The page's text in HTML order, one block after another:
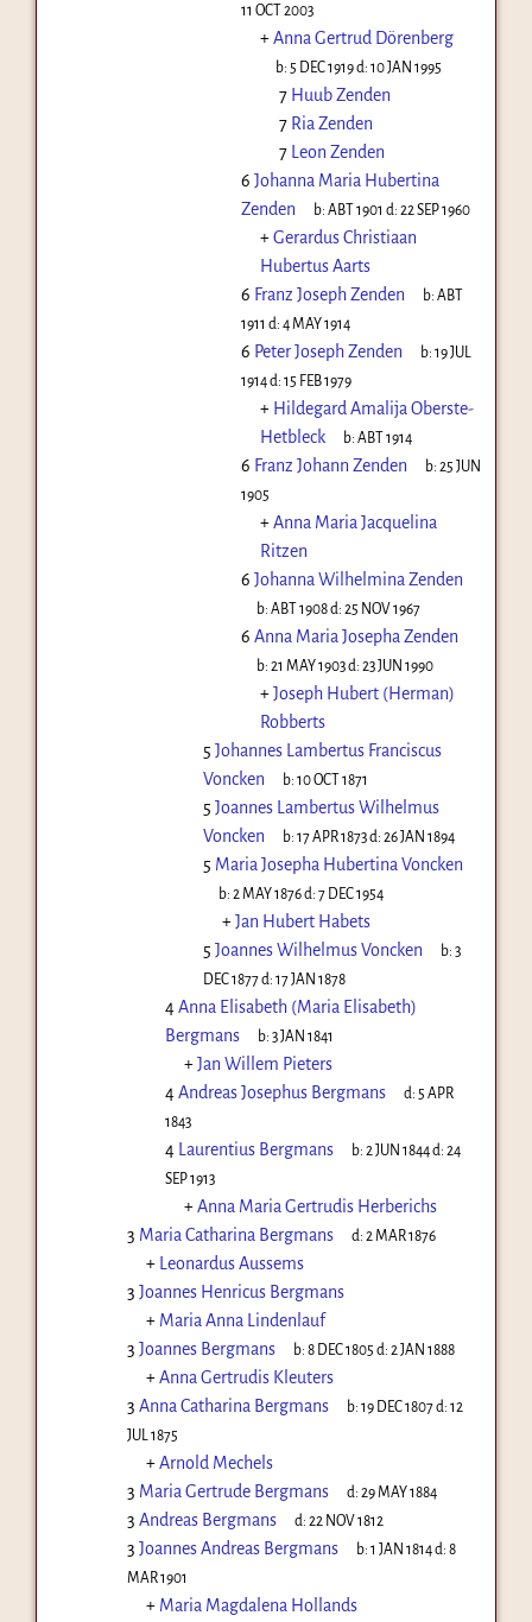
11 OCT 2003
+Anna Gertrud Dörenberg
b: 5 DEC 1919d:10 JAN 1995
7 Huub Zenden
7 Ria Zenden
7 Leon Zenden
6 Johanna Maria Hubertina
Zenden
b:ABT 1901 d:22 SEP 1960
+Gerardus Christiaan
Hubertus Aarts
6 Franz Joseph Zenden b:ABT
1911 d: 4 MAY 1914
6 Peter Joseph Zenden b:19 JUL
1914d: 15 FEB 1979
+ Hildegard Amalija Oberste-
Hetbleck
b:ABT 1914
6 Franz Johann Zenden b:25 JUN
1905
+Anna Maria Jacquelina
Ritzen
6 Johanna Wilhelmina Zenden
b:ABT 1908d:25 NOV 1967
6 Anna Maria Josepha Zenden
b:21 MAY 1903d:23 JUN 1990
+Joseph Hubert (Herman)
Robberts
5 Johannes Lambertus Franciscus
Voncken
b:10 OCT 1871
5 Joannes Lambertus Wilhelmus
Voncken
b:17 APR 1873d:26 JAN 1894
5 Maria Josepha Hubertina Voncken
b:2 MAY 1876d:7 DEC 1954
+Jan Hubert Habets
5 Joannes Wilhelmus Voncken b:3
DEC 1877d: 17 JAN 1878
4Anna Elisabeth (Maria Elisabeth)
Bergmans
b:3 JAN 1841
+Jan Willem Pieters
4Andreas Josephus Bergmans d: 5 APR
1843
4 Laurentius Bergmans b:2 JUN 1844d:24
SEP 1913
+Anna Maria Gertrudis Herberichs
3 Maria Catharina Bergmans d:2 MAR 1876
+ Leonardus Aussems
3 Joannes Henricus Bergmans
+ Maria Anna Lindenlauf
3 Joannes Bergmans b:8 DEC 1805 d:2 JAN 1888
+Anna Gertrudis Kleuters
3 Anna Catharina Bergmans b:19 DEC 1807d:12
JUL 1875
+Arnold Mechels
3 Maria Gertrude Bergmans d:29 MAY 1884
3 Andreas Bergmans d:22 NOV 1812
3 Joannes Andreas Bergmans b:1 JAN 1814d:8
MAR 1901
+ Maria Magdalena Hollands